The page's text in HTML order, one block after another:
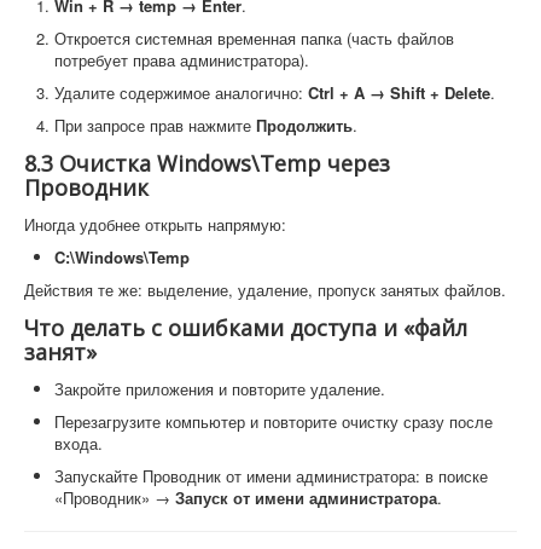
Win + R → temp → Enter.
Откроется системная временная папка (часть файлов
потребует права администратора).
Удалите содержимое аналогично: Ctrl + A → Shift + Delete.
При запросе прав нажмите Продолжить.
8.3 Очистка Windows\Temp через
Проводник
Иногда удобнее открыть напрямую:
C:\Windows\Temp
Действия те же: выделение, удаление, пропуск занятых файлов.
Что делать с ошибками доступа и «файл
занят»
Закройте приложения и повторите удаление.
Перезагрузите компьютер и повторите очистку сразу после
входа.
Запускайте Проводник от имени администратора: в поиске
«Проводник» → Запуск от имени администратора.